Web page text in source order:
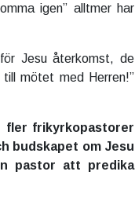
igen” alltmer har
Jesu återkomst, de
mötet med Herren!”
fler frikyrkopastorer
budskapet om Jesu
pastor att predika